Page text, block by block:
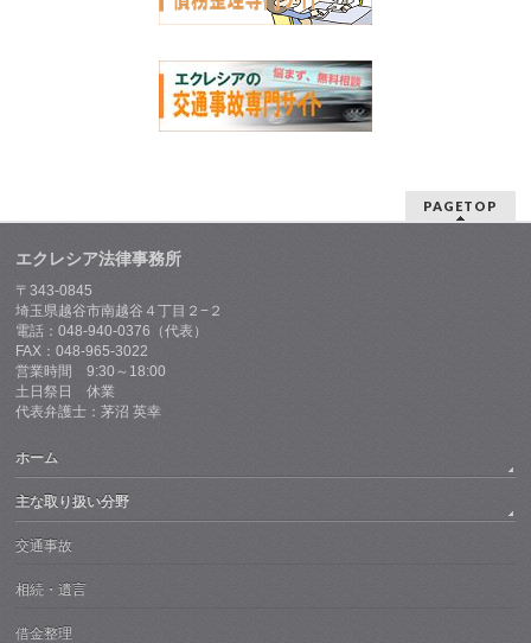
PAGETOP
エクレシア法律事務所
〒343-0845
埼玉県越谷市南越谷４丁目２−２
電話：048-940-0376（代表）
FAX：048-965-3022
営業時間 9:30～18:00
土日祭日 休業
代表弁護士：茅沼 英幸
ホーム
主な取り扱い分野
交通事故
相続・遺言
借金整理